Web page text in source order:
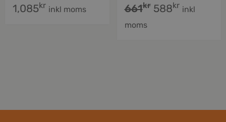
1,085kr inkl moms 661kr 588kr inkl
moms